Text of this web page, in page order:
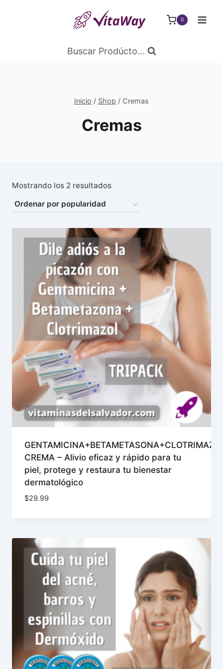
0
Buscar Prodúcto...
Inicio / Shop / Cremas
Cremas
Mostrando los 2 resultadosOrdenado
popularidad
CREMA – Alivio eficaz y rápido para tu
piel, protege y restaura tu bienestar
dermatológico
$29.99